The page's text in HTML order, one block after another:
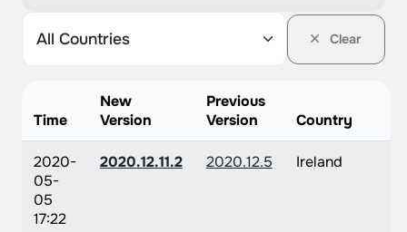
Clear
Time
New
Version
Previous
Version
Country
2020-
05-
05
17:22
2020.12.11.2 2020.12.5 Ireland